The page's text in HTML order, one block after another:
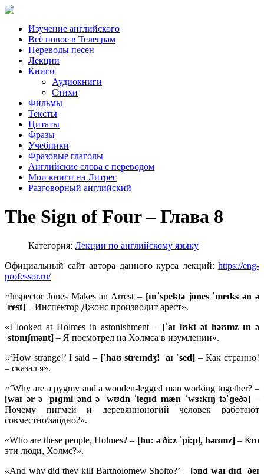
Изучение английского
Всё новое в Телеграм
Переводы песен
Лекции
Книги
Аудиокниги
Стихи
Фильмы
Тексты
Цитаты
Фразы
Учебники
Фразовые глаголы
Английские слова с переводом
Мои книги на Литрес
Разговорный английский
The Sign of Four – Глава 8
Категория: Лекции по английскому языку
Официальный сайт автора данного курса лекций: https://eng-
professor.ru/
«Inspector Jones Makes an Arrest – [ɪnˈspektə jones ˈmeɪks ən ə
ˈrest] – Инспектор Джонс производит арест».
«I looked at Holmes in astonishment – [ˈaɪ lʊkt ət həʊmz ɪn ə
ˈstɒnɪʃmənt] – Я посмотрел на Холмса в изумлении».
«‘How strange!’ I said – [ˈhaʊ streɪndʒ! ˈaɪ ˈsed]– Как странно!
– сказал я».
«‘Why are a pygmy and a wooden-legged man working together? –
[waɪ ər ə ˈpɪɡmi ənd ə ˈwʊdn̩ ˈleɡɪdmæn ˈwɜ:kɪŋtəˈɡeðə]–
Почему пигмей и деревянноногий человек работают
совместно\заодно?».
«Who are these people, Holmes? – [hu: ə ði:z ˈpi:pl̩, həʊmz] – Кто
эти люди, Холмс?».
«And why did they kill Bartholomew Sholto?’ – [ənd waɪ dɪd ˈðeɪ